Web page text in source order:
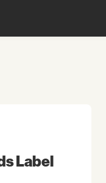
Label